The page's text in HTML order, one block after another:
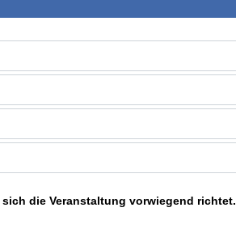
die Veranstaltung vorwiegend richtet.